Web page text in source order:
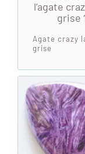
l’agate
grise
Agate crazy
grise